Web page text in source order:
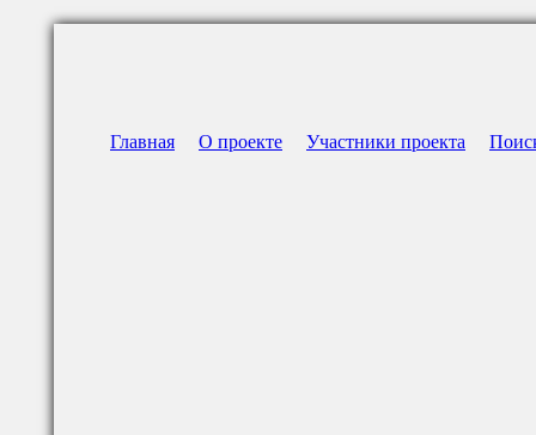
Главная О проекте Участники проекта